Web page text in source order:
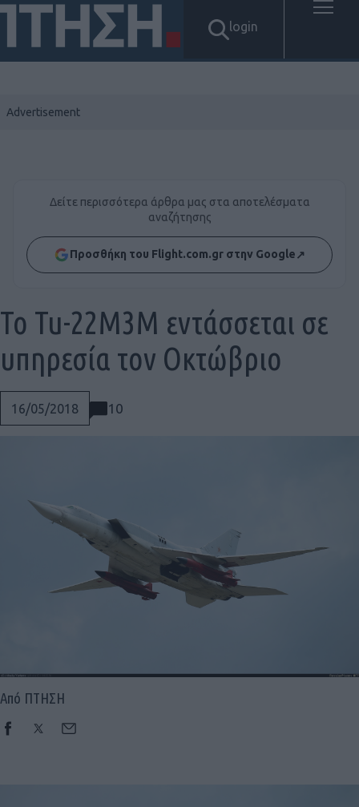
login
Social
Δείτε περισσότερα άρθρα μας στα αποτελέσματα
αναζήτησης
Προσθήκη του Flight.com.gr στην Google↗
16/05/2018 10
Το Tu-22M3M εντάσσεται σε
υπηρεσία τον Οκτώβριο
Από ΠΤΗΣΗ